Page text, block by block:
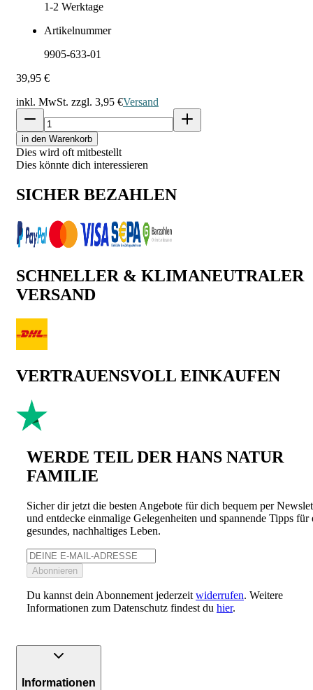
1-2 Werktage
Artikelnummer
9905-633-01
39,95 €
inkl. MwSt. zzgl. 3,95 €Versand
in den Warenkorb
Dies wird oft mitbestellt
Dies könnte dich interessieren
SICHER BEZAHLEN
SCHNELLER & KLIMANEUTRALER
VERSAND
VERTRAUENSVOLL EINKAUFEN
WERDE TEIL DER HANS NATUR
FAMILIE
Sicher dir jetzt die besten Angebote für dich bequem per
und entdecke einmalige Gelegenheiten und spannende Tipps für
gesundes, nachhaltiges Leben.
Abonnieren
Du kannst dein Abonnement jederzeit widerrufen. Weitere
Informationen zum Datenschutz findest du hier.
Informationen